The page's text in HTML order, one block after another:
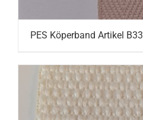
PES Köperband Artikel